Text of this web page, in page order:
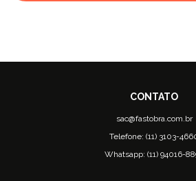
sac@fastobra.com.br
Telefone: (11) 3103-
Whatsapp: (11) 94016-